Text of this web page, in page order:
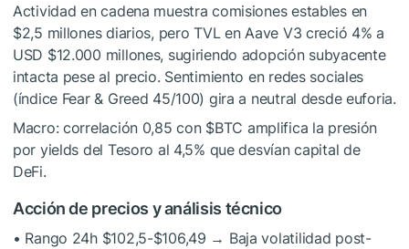
Actividad en cadena muestra comisiones estables en
$2,5 millones diarios, pero TVL en Aave V3 creció 4% a
USD $12.000 millones, sugiriendo adopción subyacente
intacta pese al precio. Sentimiento en redes sociales
(índice Fear & Greed 45/100) gira a neutral desde euforia.
Macro: correlación 0,85 con $BTC amplifica la presión
por yields del Tesoro al 4,5% que desvían capital de
DeFi.
Acción de precios y análisis técnico
• Rango 24h $102,5-$106,49 → Baja volatilidad post-